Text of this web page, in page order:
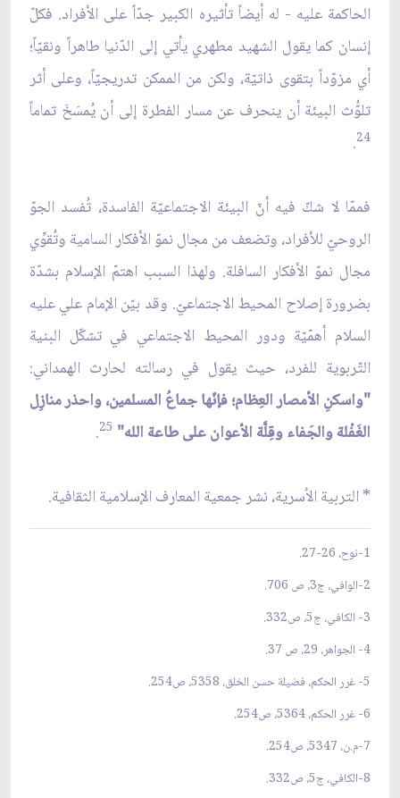
الحاكمة عليه - له أيضاً تأثيره الكبير جدّاً على الأفراد. فكلّ
إنسان كما يقول الشهيد مطهري يأتي إلى الدّنيا طاهراً ونقيّاً؛
أي مزوّداً بتقوى ذاتيّة، ولكن من الممكن تدريجيّاً، وعلى أثر
تلوُّث البيئة أن ينحرف عن مسار الفطرة إلى أن يُمسَخَ تماماً
24
.
فممّا لا شكّ فيه أنّ البيئة الاجتماعيّة الفاسدة، تُفسد الجوّ
الروحيّ للأفراد، وتضعف من مجال نموّ الأفكار السامية وتُقوِّي
مجال نموّ الأفكار السافلة. ولهذا السبب اهتمّ الإسلام بشدّة
بضرورة إصلاح المحيط الاجتماعيّ. وقد بيّن الإمام علي عليه
السلام أهمّيّة ودور المحيط الاجتماعي في تشكّل البنية
التّربوية للفرد، حيث يقول في رسالته لحارث الهمداني:
"واسكنِ الأمصار العِظام؛ فإنّها جماعُ المسلمين، واحذر منازِل
الغَفْلة والجَفاء وقِلَّة الأعوان على طاعة الله" 25
.
* التربية الأسرية، نشر جمعية المعارف الإسلامية الثقافية.
1-نوح، 26-27.
2-الوافي، ج3، ص 706.
3- الكافي، ج5، ص332.
4- الجواهر، 29، ص 37.
5- غرر الحكم، فضيلة حسن الخلق، 5358، ص254.
6- غرر الحكم، 5364، ص254.
7-م.ن، 5347، ص254.
8-الكافي، ج5، ص332.